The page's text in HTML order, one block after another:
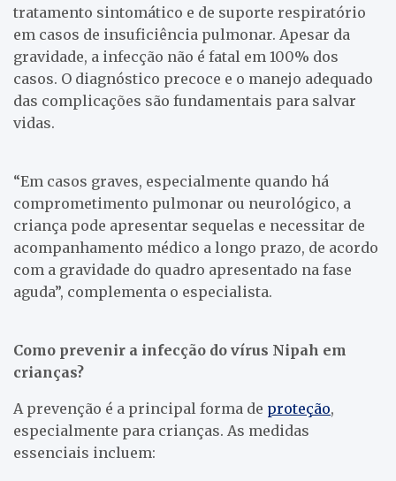
tratamento sintomático e de suporte respiratório
em casos de insuficiência pulmonar. Apesar da
gravidade, a infecção não é fatal em 100% dos
casos. O diagnóstico precoce e o manejo adequado
das complicações são fundamentais para salvar
vidas.
“Em casos graves, especialmente quando há
comprometimento pulmonar ou neurológico, a
criança pode apresentar sequelas e necessitar de
acompanhamento médico a longo prazo, de acordo
com a gravidade do quadro apresentado na fase
aguda”, complementa o especialista.
Como prevenir a infecção do vírus Nipah em
crianças?
A prevenção é a principal forma de proteção,
especialmente para crianças. As medidas
essenciais incluem: